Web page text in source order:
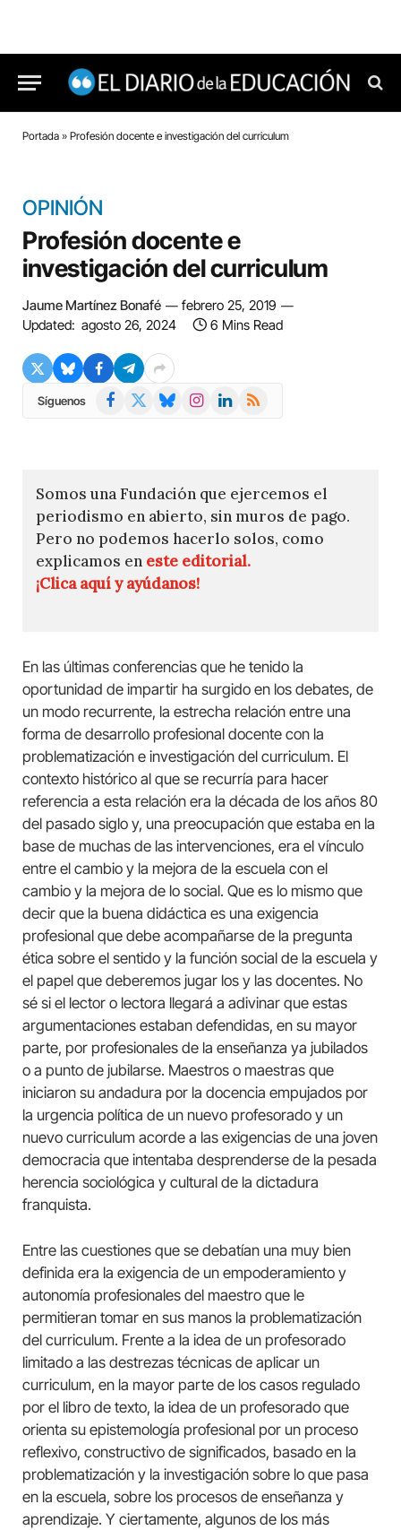
Portada » Profesión docente e investigación del curriculum
OPINIÓN
Profesión docente e
investigación del curriculum
Jaume Martínez Bonafé
febrero 25, 2019
Updated: agosto 26, 2024 6 Mins Read
Síguenos Facebook BlueskyInstagramLinkedIn
RSS
Somos una Fundación que ejercemos el
periodismo en abierto, sin muros de pago.
Pero no podemos hacerlo solos, como
explicamos en este editorial.
¡Clica aquí y ayúdanos!
En las últimas conferencias que he tenido la
oportunidad de impartir ha surgido en los debates, de
un modo recurrente, la estrecha relación entre una
forma de desarrollo profesional docente con la
problematización e investigación del curriculum. El
contexto histórico al que se recurría para hacer
referencia a esta relación era la década de los años 80
del pasado siglo y, una preocupación que estaba en la
base de muchas de las intervenciones, era el vínculo
entre el cambio y la mejora de la escuela con el
cambio y la mejora de lo social. Que es lo mismo que
decir que la buena didáctica es una exigencia
profesional que debe acompañarse de la pregunta
ética sobre el sentido y la función social de la escuela y
el papel que deberemos jugar los y las docentes. No
sé si el lector o lectora llegará a adivinar que estas
argumentaciones estaban defendidas, en su mayor
parte, por profesionales de la enseñanza ya jubilados
o a punto de jubilarse. Maestros o maestras que
iniciaron su andadura por la docencia empujados por
la urgencia política de un nuevo profesorado y un
nuevo curriculum acorde a las exigencias de una joven
democracia que intentaba desprenderse de la pesada
herencia sociológica y cultural de la dictadura
franquista.
Entre las cuestiones que se debatían una muy bien
definida era la exigencia de un empoderamiento y
autonomía profesionales del maestro que le
permitieran tomar en sus manos la problematización
del curriculum. Frente a la idea de un profesorado
limitado a las destrezas técnicas de aplicar un
curriculum, en la mayor parte de los casos regulado
por el libro de texto, la idea de un profesorado que
orienta su epistemología profesional por un proceso
reflexivo, constructivo de significados, basado en la
problematización y la investigación sobre lo que pasa
en la escuela, sobre los procesos de enseñanza y
aprendizaje. Y ciertamente, algunos de los más